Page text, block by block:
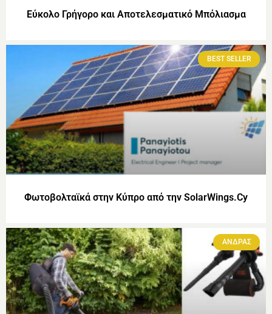
Εύκολο Γρήγορο και Αποτελεσματικό Μπόλιασμα
BEST SELLER
Φωτοβολταϊκά στην Κύπρο από την SolarWings.Cy
ΑΝΔΡΑΣ